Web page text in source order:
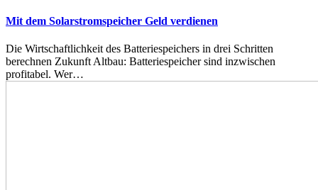
Mit dem Solarstromspeicher Geld verdienen
Die Wirtschaftlichkeit des Batteriespeichers in drei Schritten
berechnen Zukunft Altbau: Batteriespeicher sind inzwischen
profitabel. Wer…